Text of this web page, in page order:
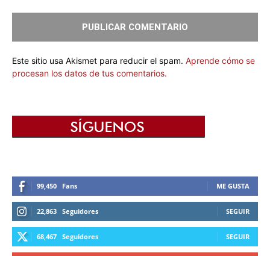
Este sitio usa Akismet para reducir el spam. Aprende cómo se
procesan los datos de tus comentarios.
99,450 Fans ME GUSTA
22,863 Seguidores SEGUIR
68,467 Seguidores SEGUIR